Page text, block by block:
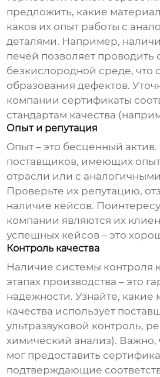
предложить, какие
каков их опыт работы с
деталями. Например,
печей позволяет проводить
безкислородной среде, что
образования дефектов.
компании сертификаты
стандартам качества
Опыт и репутация
Опыт – это бесценный
поставщиков, имеющих
отрасли или с
Проверьте их репутацию,
наличие кейсов.
компании являются их
успешных кейсов – это
Контроль качества
Наличие системы контроля
этапах производства – это
надежности. Узнайте, какие
качества использует
ультразвуковой контроль,
химический анализ). Важно,
мог предоставить
подтверждающие